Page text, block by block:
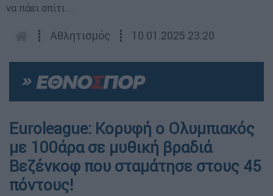
να πάει σπίτι...
┋ Αθλητισμός ┋ 10.01.2025 23:20
Euroleague: Κορυφή ο Ολυμπιακός
με 100άρα σε μυθική βραδιά
Βεζένκοφ που σταμάτησε στους 45
πόντους!